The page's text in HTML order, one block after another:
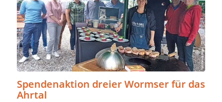
Spendenaktion dreier Wormser für das
Ahrtal